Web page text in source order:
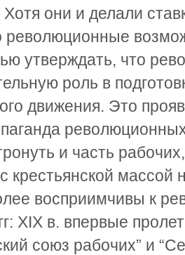
они и делали
революционные
утверждать, что
роль в
движения. Это
и часть
крестьянской массой
восприимчивы к
XIX в. впервые
союз рабочих” и